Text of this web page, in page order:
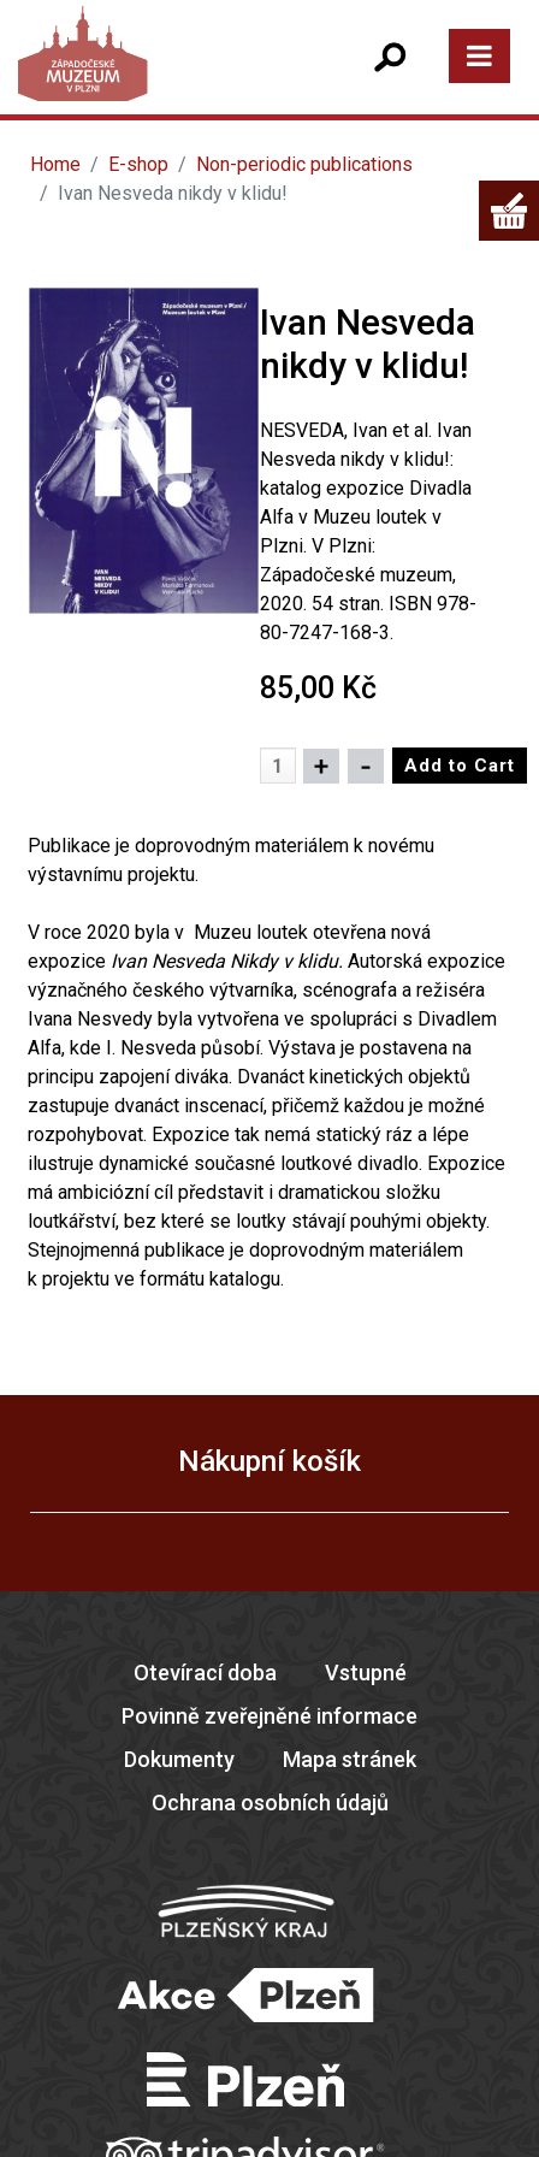
Home E-shop
Non-periodic publications
Ivan Nesveda nikdy v klidu!
Ivan Nesveda
nikdy v klidu!
NESVEDA, Ivan et al. Ivan
Nesveda nikdy v klidu!:
katalog expozice Divadla
Alfa v Muzeu loutek v
Plzni. V Plzni:
Západočeské muzeum,
2020. 54 stran. ISBN 978-
80-7247-168-3.
85,00 Kč
Publikace je doprovodným materiálem k novému
výstavnímu projektu.
V roce 2020 byla v Muzeu loutek otevřena nová
expozice Ivan Nesveda Nikdy v klidu. Autorská expozice
význačného českého výtvarníka, scénografa a režiséra
Ivana Nesvedy byla vytvořena ve spolupráci s Divadlem
Alfa, kde I. Nesveda působí. Výstava je postavena na
principu zapojení diváka. Dvanáct kinetických objektů
zastupuje dvanáct inscenací, přičemž každou je možné
rozpohybovat. Expozice tak nemá statický ráz a lépe
ilustruje dynamické současné loutkové divadlo. Expozice
má ambiciózní cíl představit i dramatickou složku
loutkářství, bez které se loutky stávají pouhými objekty.
Stejnojmenná publikace je doprovodným materiálem
k projektu ve formátu katalogu.
Nákupní košík
Otevírací doba
Vstupné
Povinně zveřejněné informace
Dokumenty
Mapa stránek
Ochrana osobních údajů